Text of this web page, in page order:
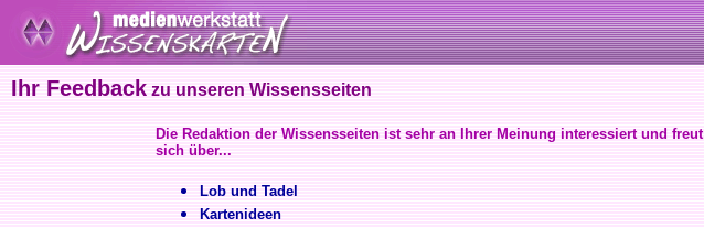
Ihr Feedback zu unseren Wissensseiten
Die Redaktion der Wissensseiten ist sehr an Ihrer Meinung interessiert und freut
sich über...
Lob und Tadel
Kartenideen